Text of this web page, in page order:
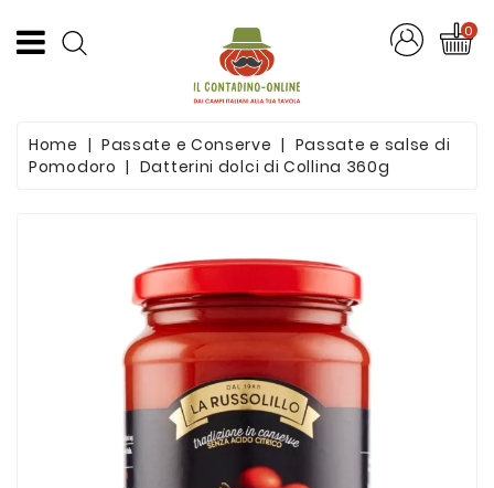
Frutta
0
Home Passate e Conserve
Passate e salse di
Pomodoro
Datterini dolci di Collina 360g